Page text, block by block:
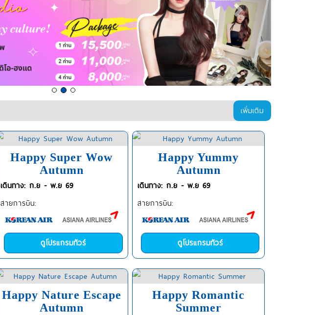
เพิ่มเติม
Happy Super Wow
Autumn
เดินทาง: ก.ย - พ.ย 69
สายการบิน:
ดูโปรแกรมทัวร์
Happy Yummy
Autumn
เดินทาง: ก.ย - พ.ย 69
สายการบิน:
ดูโปรแกรมทัวร์
Happy Nature Escape
Autumn
Happy Romantic
Summer